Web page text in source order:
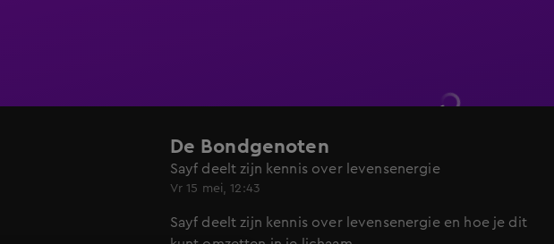
De Bondgenoten
Sayf deelt zijn kennis over levensenergie
Vr 15 mei, 12:43
Sayf deelt zijn kennis over levensenergie en hoe je dit